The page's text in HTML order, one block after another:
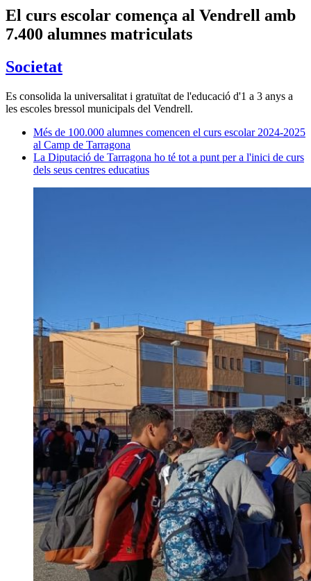
El curs escolar comença al Vendrell amb
7.400 alumnes matriculats
Societat
Es consolida la universalitat i gratuïtat de l'educació d'1 a 3 anys a
les escoles bressol municipals del Vendrell.
Més de 100.000 alumnes comencen el curs escolar 2024-2025
al Camp de Tarragona
La Diputació de Tarragona ho té tot a punt per a l'inici de curs
dels seus centres educatius